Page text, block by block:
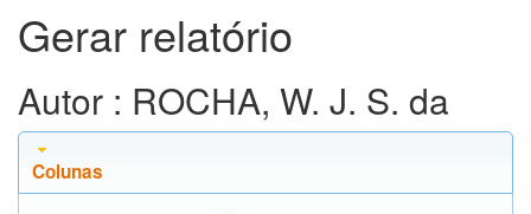
Gerar relatório
Autor : ROCHA, W. J. S. da
Colunas